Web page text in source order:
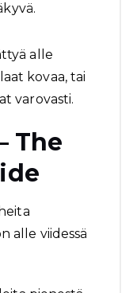
alle
kovaa, tai
varovasti.
The
alle viidessä